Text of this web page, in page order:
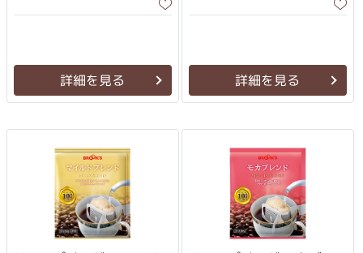
詳細を見る 詳細を見る